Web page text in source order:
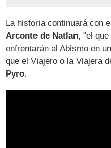
La historia continuará con
Arconte de Natlan, "el
enfrentarán al Abismo en
que el Viajero o la Viajera
Pyro.